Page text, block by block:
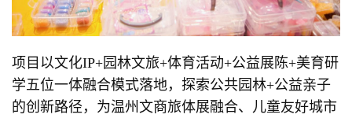
项目以文化IP+园林文旅+体育活动+公益展陈+美育研
学五位一体融合模式落地，探索公共园林+公益亲子
的创新路径，为温州文商旅体展融合、儿童友好城市